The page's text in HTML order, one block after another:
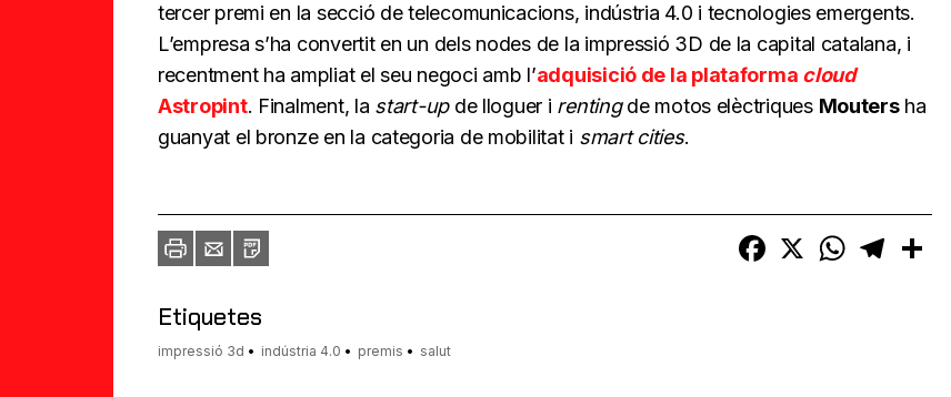
tercer premi en la secció de telecomunicacions, indústria 4.0 i tecnologies emergents.
L’empresa s’ha convertit en un dels nodes de la impressió 3D de la capital catalana, i
recentment ha ampliat el seu negoci amb l’adquisició de la plataforma cloud
Astropint. Finalment, la start-upde lloguer i rentingde motos elèctriques Moutersha
guanyat el bronze en la categoria de mobilitat i smart cities.
ImprimirEnvia
un
PDF Facebook
X WhatsAppTelegram
Etiquetes
impressió 3d indústria 4.0 premis salut